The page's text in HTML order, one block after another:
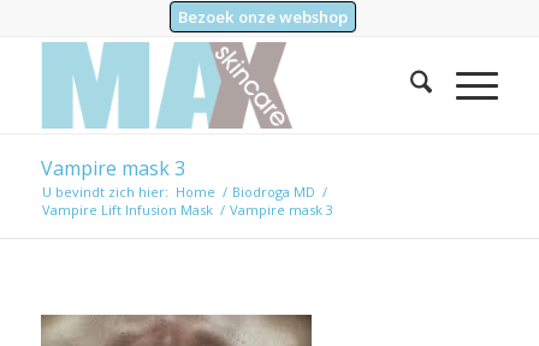
Bezoek onze webshop
Vampire mask 3
U bevindt zich hier: Home / Biodroga MD /
Vampire Lift Infusion Mask / Vampire mask 3